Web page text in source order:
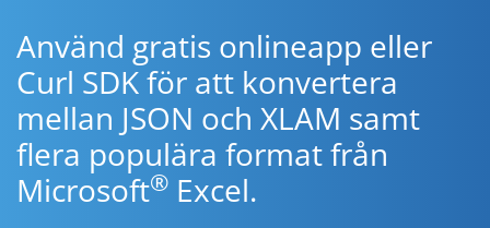
Använd gratis onlineapp eller
Curl SDK för att konvertera
mellan JSON och XLAM samt
flera populära format från
Microsoft® Excel.